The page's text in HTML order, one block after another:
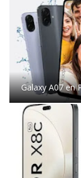
Galaxy A07 en